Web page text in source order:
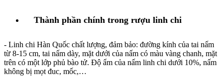
Thành phần chính trong rượu linh chi
- Linh chi Hàn Quốc chất lượng, đảm bảo: đường kính của tai nấm
từ 8-15 cm, tai nấm dày, mặt dưới của nấm có màu vàng chanh, mặt
trên có một lớp phủ bào tử. Độ ẩm của nấm linh chi dưới 10%, nấm
không bị mọt đuc, mốc,…